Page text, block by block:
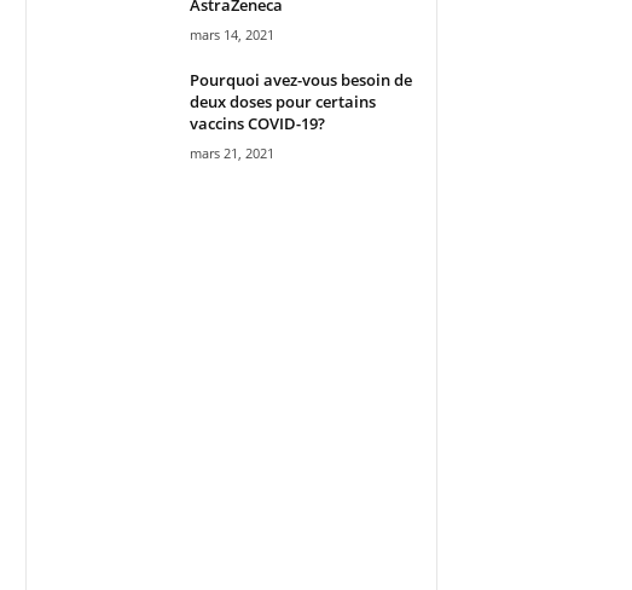
AstraZeneca
mars 14, 2021
Pourquoi avez-vous besoin de
deux doses pour certains
vaccins COVID-19?
mars 21, 2021